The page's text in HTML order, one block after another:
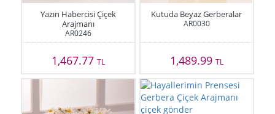
Yazın Habercisi Çiçek
Arajmanı
AR0246
1,467.77TL
Kutuda Beyaz Gerberalar
AR0030
1,489.99 TL